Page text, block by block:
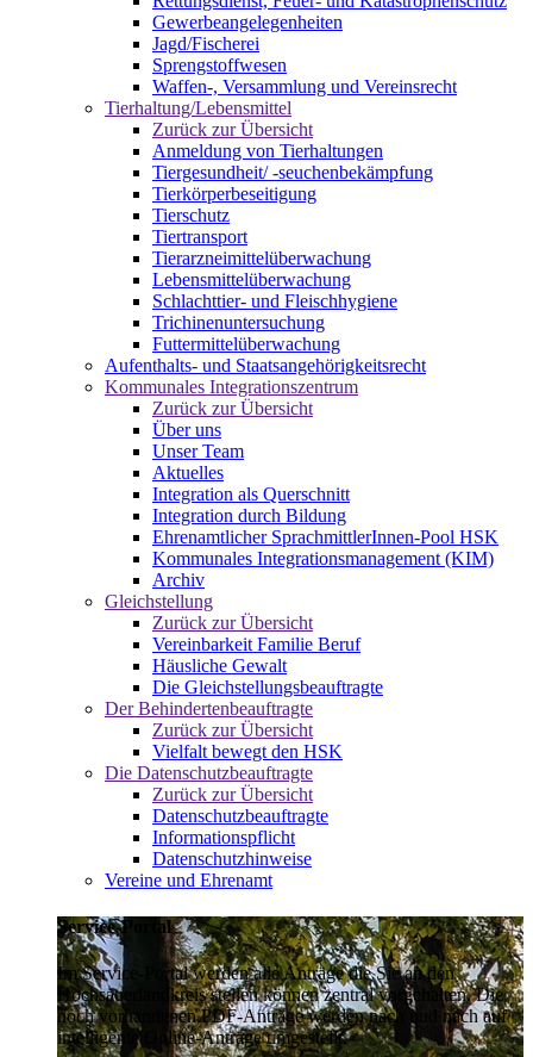
Gewerbeangelegenheiten
Jagd/Fischerei
Sprengstoffwesen
Waffen-, Versammlung und Vereinsrecht
Tierhaltung/Lebensmittel
Zurück zur Übersicht
Anmeldung von Tierhaltungen
Tiergesundheit/ -seuchenbekämpfung
Tierkörperbeseitigung
Tierschutz
Tiertransport
Tierarzneimittelüberwachung
Lebensmittelüberwachung
Schlachttier- und Fleischhygiene
Trichinenuntersuchung
Futtermittelüberwachung
Aufenthalts- und Staatsangehörigkeitsrecht
Kommunales Integrationszentrum
Zurück zur Übersicht
Über uns
Unser Team
Aktuelles
Integration als Querschnitt
Integration durch Bildung
Ehrenamtlicher SprachmittlerInnen-Pool HSK
Kommunales Integrationsmanagement (KIM)
Archiv
Gleichstellung
Zurück zur Übersicht
Vereinbarkeit Familie Beruf
Häusliche Gewalt
Die Gleichstellungsbeauftragte
Der Behindertenbeauftragte
Zurück zur Übersicht
Vielfalt bewegt den HSK
Die Datenschutzbeauftragte
Zurück zur Übersicht
Datenschutzbeauftragte
Informationspflicht
Datenschutzhinweise
Vereine und Ehrenamt
Service-Portal
Im Service-Portal werden alle Anträge die Sie an den
Hochsauerlandkreis stellen können zentral vorgehalten. Die
noch vorhandenen PDF-Anträge werden nach und nach auf
intelligente Online-Anträge umgestellt.